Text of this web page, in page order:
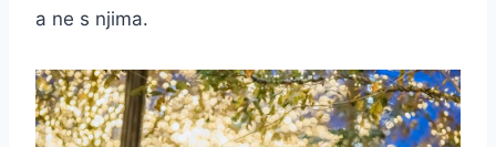
a ne s njima.